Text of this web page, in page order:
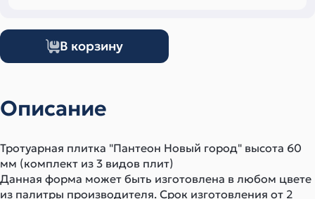
В корзину
Описание
Тротуарная плитка "Пантеон Новый город" высота 60
мм (комплект из 3 видов плит)
Данная форма может быть изготовлена в любом цвете
из палитры производителя. Срок изготовления от 2